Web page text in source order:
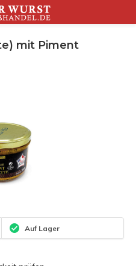
mit Piment
Auf Lager